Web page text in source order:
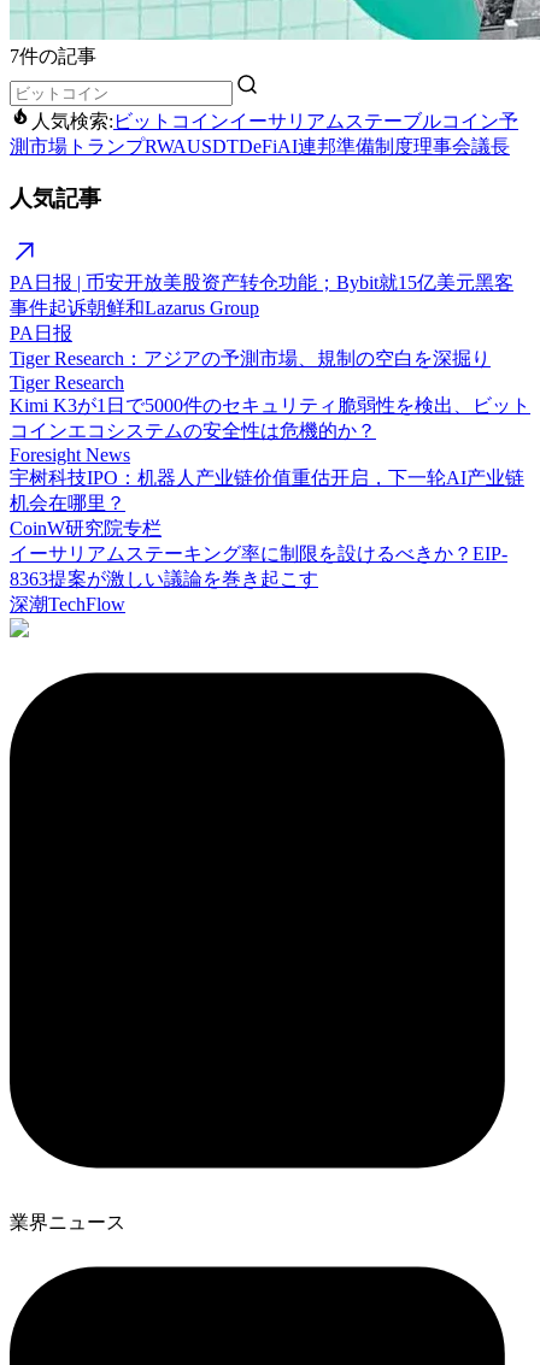
7件の記事
人気検索: ビットコインイーサリアム ステーブルコイン予
測市場 トランプRWAUSDTDeFiAI連邦準備制度理事会議長
人気記事
PA日报 | 币安开放美股资产转仓功能；Bybit就15亿美元黑客
事件起诉朝鲜和Lazarus Group
PA日报
Tiger Research：アジアの予測市場、規制の空白を深掘り
Tiger Research
Kimi K3が1日で5000件のセキュリティ脆弱性を検出、ビット
コインエコシステムの安全性は危機的か？
Foresight News
宇树科技IPO：机器人产业链价值重估开启，下一轮AI产业链
机会在哪里？
CoinW研究院专栏
イーサリアムステーキング率に制限を設けるべきか？EIP-
8363提案が激しい議論を巻き起こす
深潮TechFlow
業界ニュース